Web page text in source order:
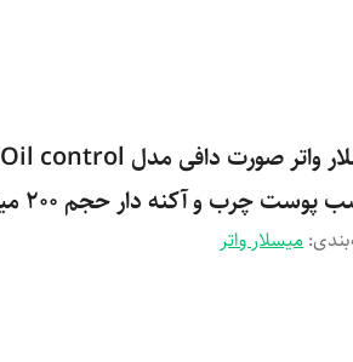
میسلار واتر صورت دافی مدل Oil control
پوست چرب و آکنه دار حجم 200 میلی لیتر
:میسلار واتر